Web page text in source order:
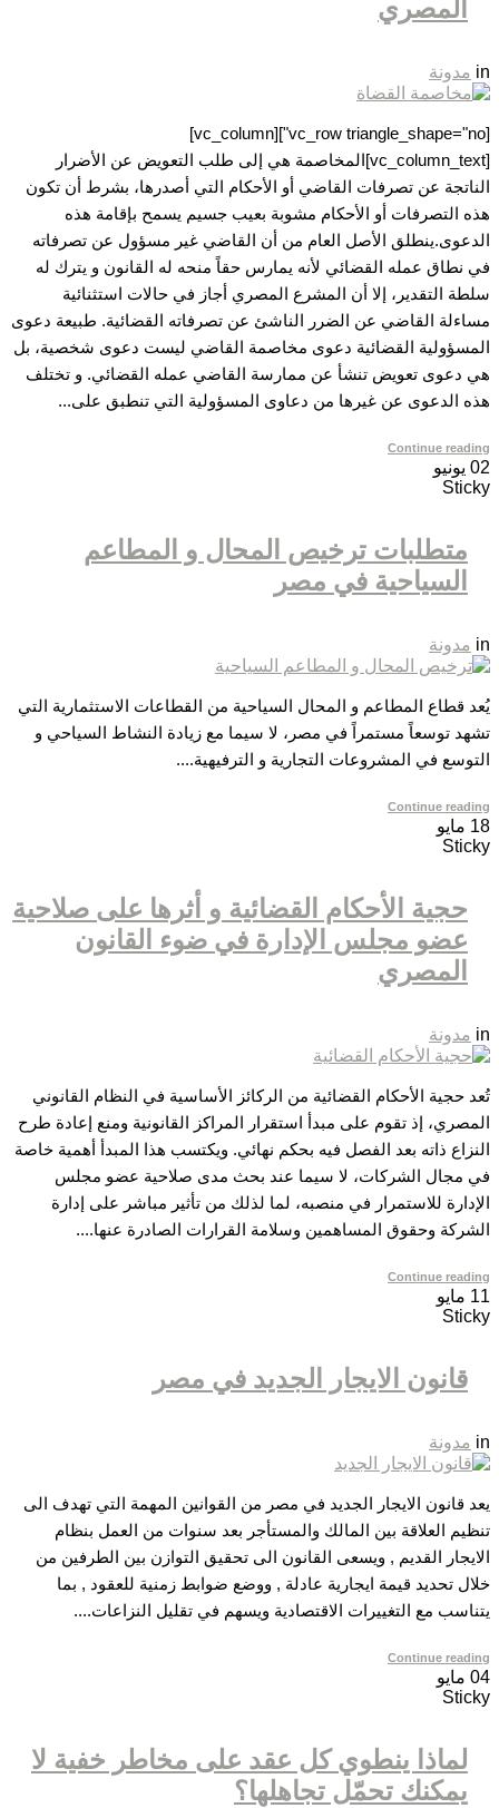
المصري
in مدونة
[vc_row triangle_shape="no"][vc_column]
[vc_column_text]المخاصمة هي إلى طلب التعويض عن الأضرار
الناتجة عن تصرفات القاضي أو الأحكام التي أصدرها، بشرط أن تكون
هذه التصرفات أو الأحكام مشوبة بعيب جسيم يسمح بإقامة هذه
الدعوى.ينطلق الأصل العام من أن القاضي غير مسؤول عن تصرفاته
في نطاق عمله القضائي لأنه يمارس حقاً منحه له القانون و يترك له
سلطة التقدير، إلا أن المشرع المصري أجاز في حالات استثنائية
مساءلة القاضي عن الضرر الناشئ عن تصرفاته القضائية. طبيعة دعوى
المسؤولية القضائية دعوى مخاصمة القاضي ليست دعوى شخصية، بل
هي دعوى تعويض تنشأ عن ممارسة القاضي عمله القضائي. و تختلف
هذه الدعوى عن غيرها من دعاوى المسؤولية التي تنطبق على...
Continue reading
02 يونيو
Sticky
متطلبات ترخيص المحال و المطاعم
السياحية في مصر
in مدونة
يُعد قطاع المطاعم و المحال السياحية من القطاعات الاستثمارية التي
تشهد توسعاً مستمراً في مصر، لا سيما مع زيادة النشاط السياحي و
التوسع في المشروعات التجارية و الترفيهية....
Continue reading
18 مايو
Sticky
حجية الأحكام القضائية و أثرها على صلاحية
عضو مجلس الإدارة في ضوء القانون
المصري
in مدونة
تُعد حجية الأحكام القضائية من الركائز الأساسية في النظام القانوني
المصري، إذ تقوم على مبدأ استقرار المراكز القانونية ومنع إعادة طرح
النزاع ذاته بعد الفصل فيه بحكم نهائي. ويكتسب هذا المبدأ أهمية خاصة
في مجال الشركات، لا سيما عند بحث مدى صلاحية عضو مجلس
الإدارة للاستمرار في منصبه، لما لذلك من تأثير مباشر على إدارة
الشركة وحقوق المساهمين وسلامة القرارات الصادرة عنها....
Continue reading
11 مايو
Sticky
قانون الايجار الجديد في مصر
in مدونة
يعد قانون الايجار الجديد في مصر من القوانين المهمة التي تهدف الى
تنظيم العلاقة بين المالك والمستأجر بعد سنوات من العمل بنظام
الايجار القديم , ويسعى القانون الى تحقيق التوازن بين الطرفين من
خلال تحديد قيمة ايجارية عادلة , ووضع ضوابط زمنية للعقود , بما
يتناسب مع التغييرات الاقتصادية ويسهم في تقليل النزاعات....
Continue reading
04 مايو
Sticky
لماذا ينطوي كل عقد على مخاطر خفية لا
يمكنك تحمّل تجاهلها؟